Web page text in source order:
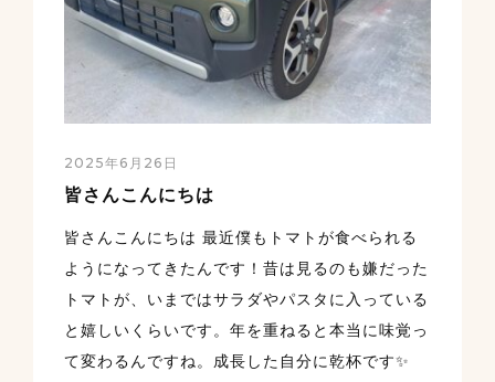
2025年6月26日
皆さんこんにちは
皆さんこんにちは 最近僕もトマトが食べられる
ようになってきたんです！昔は見るのも嫌だった
トマトが、いまではサラダやパスタに入っている
と嬉しいくらいです。年を重ねると本当に味覚っ
て変わるんですね。成長した自分に乾杯です✨